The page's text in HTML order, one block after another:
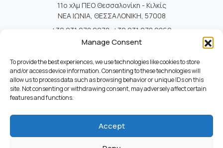
Manage Consent
To provide the best experiences, we use technologies like cookies to store
and/or access device information. Consenting to these technologies will
allow us to process data such as browsing behavior or unique IDs on this
site. Not consenting or withdrawing consent, may adversely affect certain
features and functions.
Accept
11ο χλμ ΠΕΟ Θεσσαλονίκη - Κιλκίς
ΝΕΑ ΙΩΝΙΑ, ΘΕΣΣΑΛΟΝΙΚΗ, 57008
+30 231 078 2278 +30 231 078 2869
+30 231 078 1620,+30 231 078 3902
ΧΡΗΣΙΜΟΙ ΣΥΝΔΕΣΜΟΙ
Ποιοί Είμαστε
Καριέρα
Όροι Χρήσης